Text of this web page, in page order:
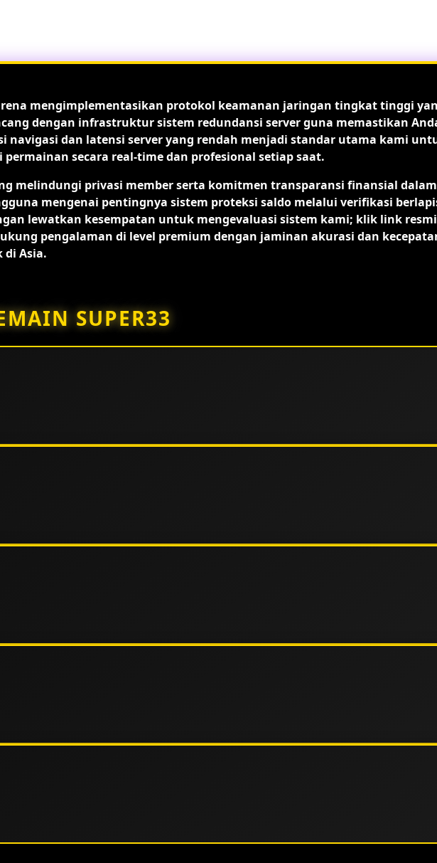
mengimplementasikan protokol keamanan jaringan tingkat tinggi
dengan infrastruktur sistem redundansi server guna memastikan
dan latensi server yang rendah menjadi standar utama kami
secara real-time dan profesional setiap saat.
melindungi privasi member serta komitmen transparansi finansial dalam
mengenai pentingnya sistem proteksi saldo melalui verifikasi
lewatkan kesempatan untuk mengevaluasi sistem kami; klik link
pengalaman di level premium dengan jaminan akurasi dan
di Asia.
SUPER33
yang menyajikan standar operasional kelas dunia. Keunggulan utamanya
yang luas di berbagai negara Asia dengan kapasitas server yang mampu
berlapis menggunakan teknologi SSL (Secure Socket Layer) terbaru untuk
dan dukungan pelanggan selama 24 jam nonstop setiap harinya. Tim